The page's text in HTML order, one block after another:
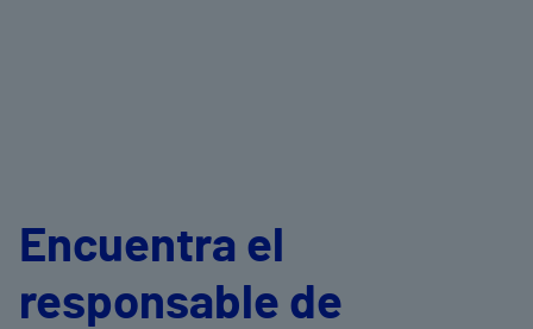
Encuentra el
responsable de